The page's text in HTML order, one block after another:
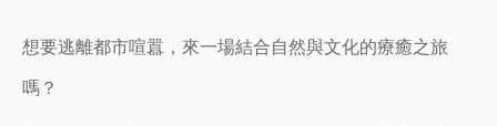
想要逃離都市喧囂，來一場結合自然與文化的療癒之旅
嗎？